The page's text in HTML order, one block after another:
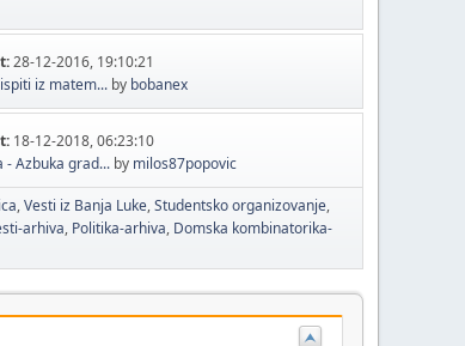
28-12-2016, 19:10:21
iz matem... by bobanex
18-12-2018, 06:23:10
- Azbuka grad... by milos87popovic
Vesti iz Banja Luke Studentsko organizovanje
arhiva Politika-arhiva Domska kombinatorika-